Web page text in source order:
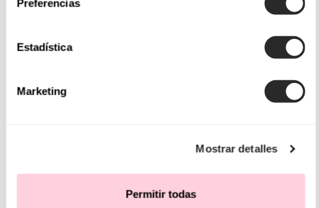
Preferencias
Estadística
Marketing
Mostrar detalles
Permitir todas